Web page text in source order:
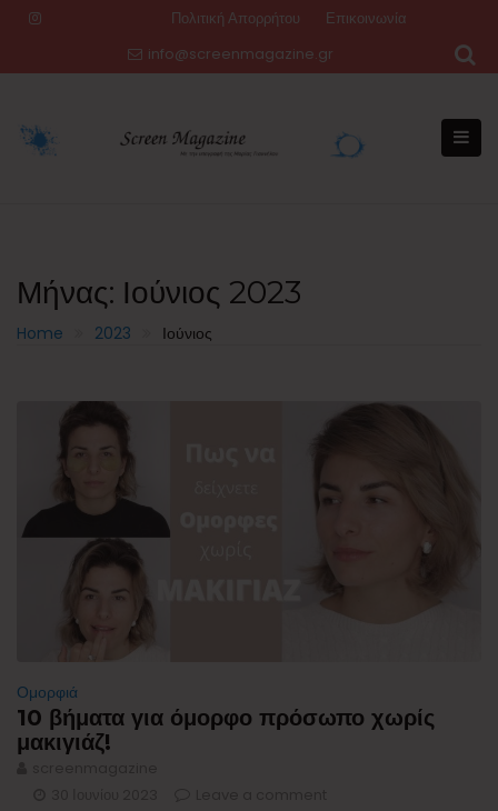
Πολιτική Απορρήτου
Επικοινωνία
info@screenmagazine.gr
Μήνας: Ιούνιος 2023
Home 2023 Ιούνιος
Ομορφιά
10 βήματα για όμορφο πρόσωπο χωρίς
μακιγιάζ!